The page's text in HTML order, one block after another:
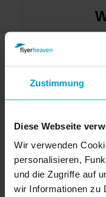
Zustimmung
Diese Webseite
Wir verwenden
personalisieren,
und die Zugriffe auf
wir Informationen zu